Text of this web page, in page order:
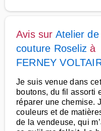
Avis sur Atelier de
couture Roseliz à
FERNEY
Je suis venue dans
boutons, du fil assorti
réparer une chemise.
couleurs et de
de la vendeuse, qui